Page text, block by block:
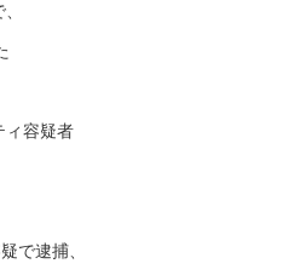
ィ容疑者
で逮捕、